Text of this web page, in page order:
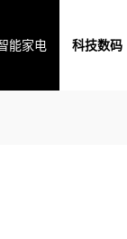
能家电 科技数码